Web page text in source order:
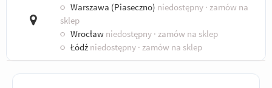
○ Warszawa (Piaseczno) niedostępny · zamów na
sklep
○ Wrocław niedostępny · zamów na sklep
○ Łódź niedostępny · zamów na sklep